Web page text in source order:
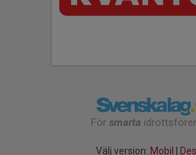
För smarta
Välj version: Mobil